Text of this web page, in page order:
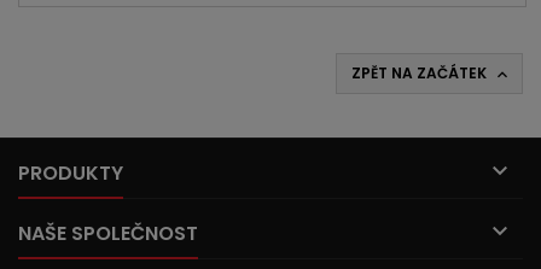
ZPĚT NA ZAČÁTEK 
PRODUKTY 
NAŠE SPOLEČNOST 